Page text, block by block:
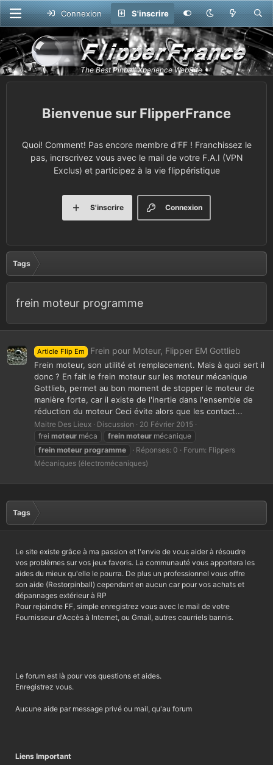
Connexion S'inscrire
FlipperFrance
Quoi! Comment! Pas encore membre d'FF ! Franchissez le
pas, incrscrivez vous avec le mail de votre F.A.I (VPN
Exclus) et participez à la vie flippéristique
Connexion
S'inscrire
Tags
frein moteur programme
Article Flip Em Frein pour Moteur, Flipper EM Gottlieb
Frein moteur, son utilité et remplacement. Mais à quoi sert il
donc ? En fait le frein moteur sur les moteur mécanique
Gottlieb, permet au bon moment de stopper le moteur de
manière forte, car il existe de l'inertie dans l'ensemble de
réduction du moteur Ceci évite alors que les contact...
Maitre Des Lieux Discussion
20 Février 2015
frei moteur méca frein moteur mécanique
frein moteur programme Réponses: 0 Forum: Flippers
Mécaniques (électromécaniques)
Tags
Le site existe grâce à ma passion et l'envie de vous aider à résoudre
vos problèmes sur vos jeux favoris. La communauté vous apportera les
aides du mieux qu'elle le pourra. De plus un professionnel vous offre
son aide (Restorpinball) cependant en aucun car pour vos achats et
dépannages extérieur à RP
Pour rejoindre FF, simple enregistrez vous avec le mail de votre
Fournisseur d'Accès à Internet, ou Gmail, autres courriels bannis.
Le forum est là pour vos questions et aides.
Enregistrez vous.
Aucune aide par message privé ou mail, qu'au forum
Liens Important